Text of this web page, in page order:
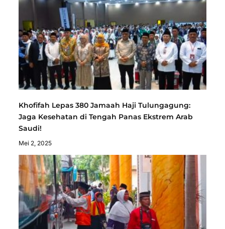
Khofifah Lepas 380 Jamaah Haji Tulungagung:
Jaga Kesehatan di Tengah Panas Ekstrem Arab
Saudi!
Mei 2, 2025